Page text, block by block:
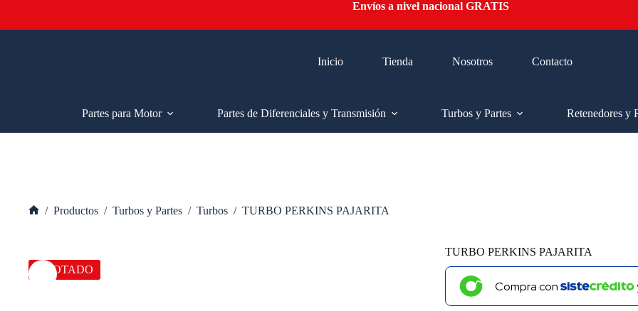
contenido
Envíos a nivel nacional GRATIS
Inicio Tienda Nosotros Contacto
Partes para Motor
Partes de Diferenciales y Transmisión Turbos y Partes Retenedores y
/ Productos / Turbos y Partes / Turbos / TURBO PERKINS PAJARITA
AGOTADO
TURBO PERKINS PAJARITA
Compra con